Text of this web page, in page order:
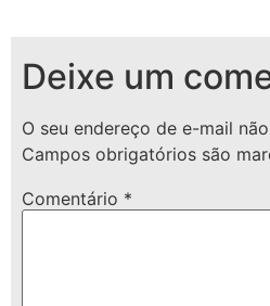
Deixe um
O seu endereço de e-mail
Campos obrigatórios são
Comentário *